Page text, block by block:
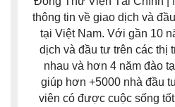
thông tin về giao dịch và
tại Việt Nam. Với gần 10
dịch và đầu tư trên các thị
nhau và hơn 4 năm đào
giúp hơn +5000 nhà đầu
viên có được cuộc sống